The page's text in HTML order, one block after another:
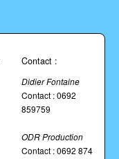
Contact :
Didier Fontaine
Contact : 0692
859759
ODR Production
Contact : 0692 874